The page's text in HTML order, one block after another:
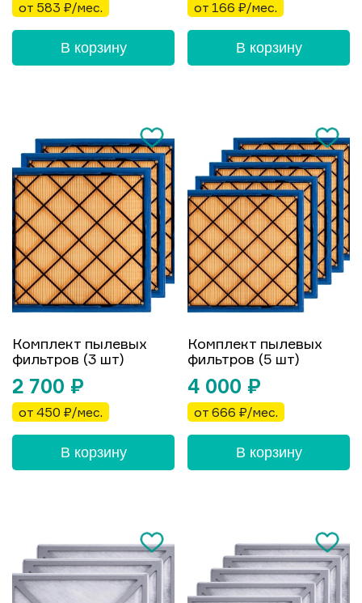
от 583 ₽/мес.
В корзину
от 166 ₽/мес.
В корзину
Комплект пылевых
фильтров (3 шт)
2 700 ₽
от 450 ₽/мес.
В корзину
Комплект пылевых
фильтров (5 шт)
4 000 ₽
от 666 ₽/мес.
В корзину